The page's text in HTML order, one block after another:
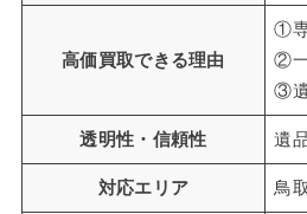
高価買取できる理由
①専
②一
③遺
透明性・信頼性 遺
対応エリア 鳥